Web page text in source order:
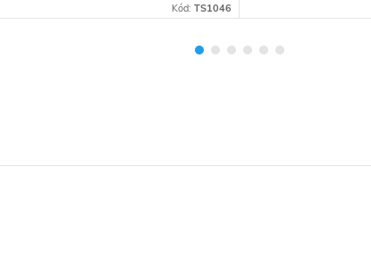
Kód: TS1046